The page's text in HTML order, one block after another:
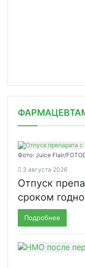
Фото: Juice Flair/
3 августа 2026
Отпуск
сроком
Подробнее